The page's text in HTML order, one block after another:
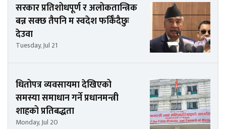
सरकार प्रतिशोधपूर्ण र अलोकतान्त्रिक
बन्न सक्छ तैपनि म स्वदेश फर्किँदैछुः
देउवा
Tuesday, Jul 21
धितोपत्र व्यवसायमा देखिएको
समस्या समाधान गर्ने प्रधानमन्त्री
शाहको प्रतिबद्धता
Monday, Jul 20